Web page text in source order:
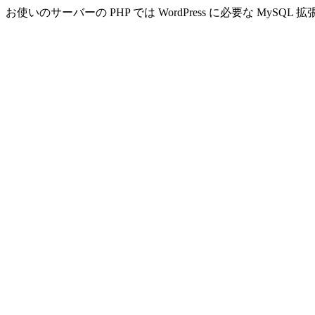
お使いのサーバーの PHP では WordPress に必要な MySQL 拡